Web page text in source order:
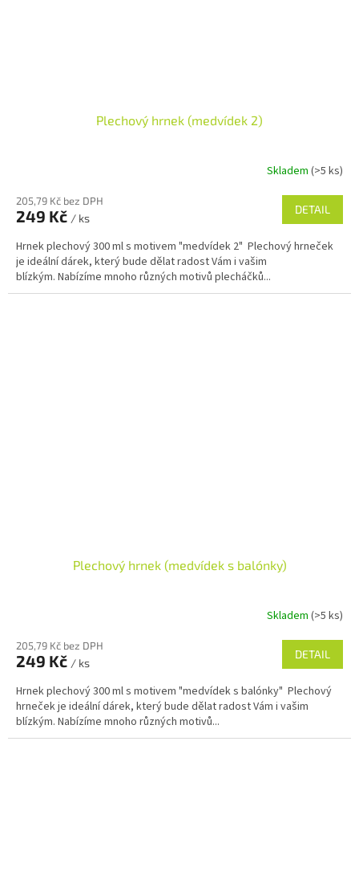
Plechový hrnek (medvídek 2)
Skladem (>5 ks)
205,79 Kč bez DPH
249 Kč / ks
DETAIL
Hrnek plechový 300 ml s motivem "medvídek 2" Plechový hrneček
je ideální dárek, který bude dělat radost Vám i vašim
blízkým. Nabízíme mnoho různých motivů plecháčků...
Plechový hrnek (medvídek s balónky)
Skladem (>5 ks)
205,79 Kč bez DPH
249 Kč / ks
DETAIL
Hrnek plechový 300 ml s motivem "medvídek s balónky" Plechový
hrneček je ideální dárek, který bude dělat radost Vám i vašim
blízkým. Nabízíme mnoho různých motivů...